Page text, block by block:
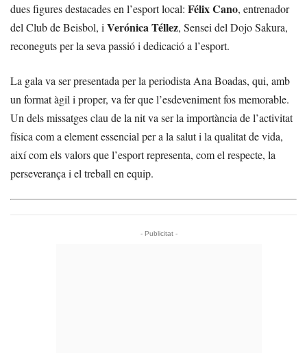
dues figures destacades en l’esport local: Félix Cano, entrenador
del Club de Beisbol, i Verónica Téllez, Sensei del Dojo Sakura,
reconeguts per la seva passió i dedicació a l’esport.
La gala va ser presentada per la periodista Ana Boadas, qui, amb
un format àgil i proper, va fer que l’esdeveniment fos memorable.
Un dels missatges clau de la nit va ser la importància de l’activitat
física com a element essencial per a la salut i la qualitat de vida,
així com els valors que l’esport representa, com el respecte, la
perseverança i el treball en equip.
- Publicitat -